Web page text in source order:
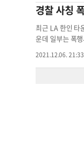
에 따르면 '소환
다. 당국은 "귀
는데 관여하지
입되지 않으면
을 미납하면 추
1. 즉시 지불해
나 은행 계좌
국에 전화하여
경찰 사칭
최근 LA 한인 타
운데 일부는 폭
APD)에 따르면
3명이다. 이들
해액은 상당한
생하는 연말 범
2021.12.06. 21:33